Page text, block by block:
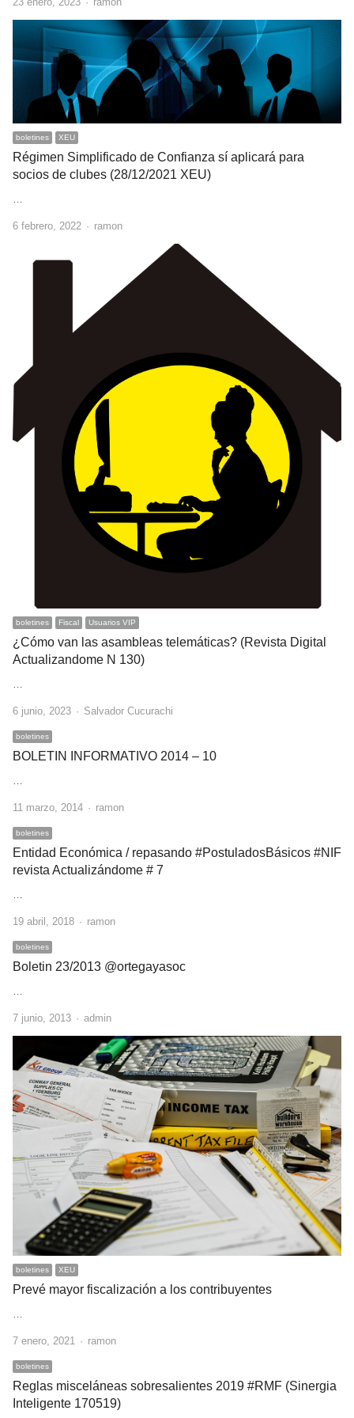
boletines XEU
Régimen Simplificado de Confianza sí aplicará para
socios de clubes (28/12/2021 XEU)
6 febrero, 2022 Author
ramon
boletines Fiscal Usuarios VIP
¿Cómo van las asambleas telemáticas? (Revista Digital
Actualizandome N 130)
6 junio, 2023 Author
Salvador Cucurachi
boletines
BOLETIN INFORMATIVO 2014 – 10
11 marzo, 2014 Author
ramon
boletines
Entidad Económica / repasando #PostuladosBásicos #NIF
revista Actualizándome # 7
19 abril, 2018 Author
ramon
boletines
Boletin 23/2013 @ortegayasoc
7 junio, 2013 Author
admin
boletines XEU
Prevé mayor fiscalización a los contribuyentes
7 enero, 2021 Author
ramon
boletines
Reglas misceláneas sobresalientes 2019 #RMF (Sinergia
Inteligente 170519)